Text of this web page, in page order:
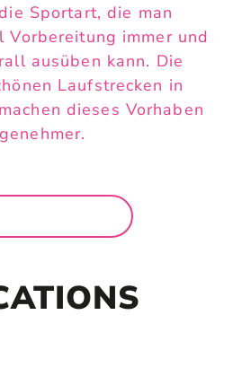
Sportart, die man
Vorbereitung immer und
ausüben kann. Die
Laufstrecken in
dieses Vorhaben